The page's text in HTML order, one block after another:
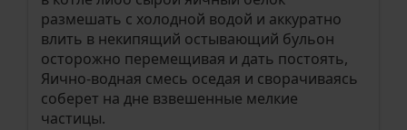
размешать с холодной водой и аккуратно
влить в некипящий остывающий бульон
осторожно перемещивая и дать постоять,
Яично-водная смесь оседая и сворачиваясь
соберет на дне взвешенные мелкие
частицы.